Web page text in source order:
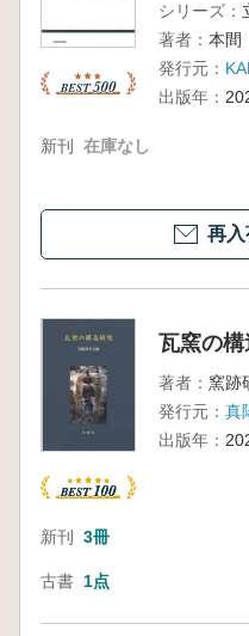
シリーズ：
著者： 本
発行元：
出版年：
新刊 在庫なし
再
瓦窯の
著者： 窯跡
発行元： 真
出版年：
新刊 3冊
古書 1点